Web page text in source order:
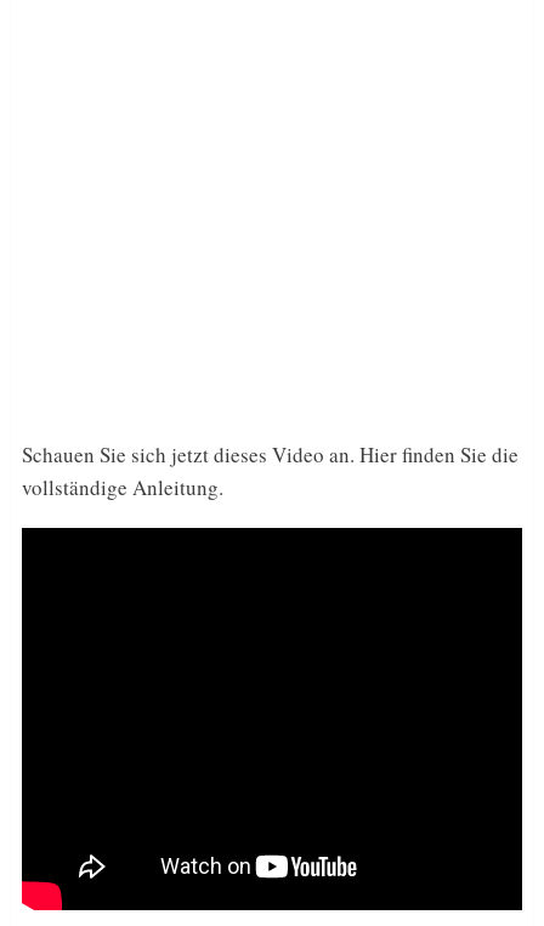
Schauen Sie sich jetzt dieses Video an. Hier finden Sie die
vollständige Anleitung.